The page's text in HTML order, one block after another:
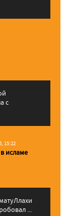
с
15:22
исламе
...